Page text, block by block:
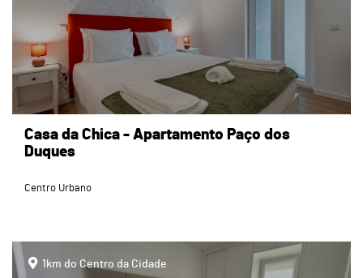
Casa da Chica - Apartamento Paço dos
Duques
Centro Urbano
page
1km do Centro da Cidade